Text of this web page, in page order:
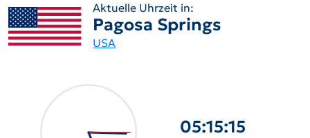
Aktuelle Uhrzeit in:
Pagosa Springs
USA
05:15:16